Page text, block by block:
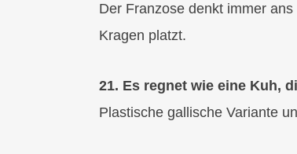
Der Franzose denkt immer
Kragen platzt.
21. Es regnet wie eine Kuh,
Plastische gallische Variante